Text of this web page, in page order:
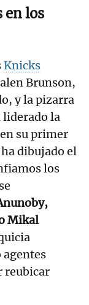
en los
Knicks
Brunson,
y la pizarra
liderado la
su primer
dibujado el
los
Mikal
agentes
reubicar